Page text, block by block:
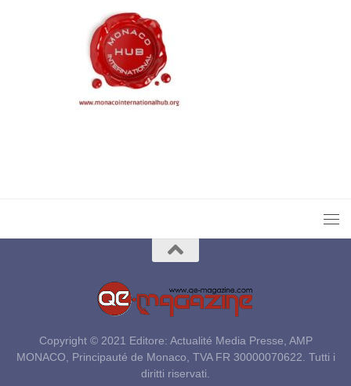
Copyright © 2021 Editore: Actualité Media Presse, AMP
MONACO, Principauté de Monaco, TVA FR 30000070622. Tutti i
diritti riservati.